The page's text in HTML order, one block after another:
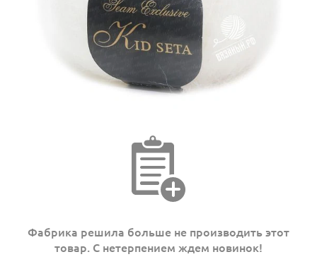
Фабрика решила больше не производить этот
товар. С нетерпением ждем новинок!